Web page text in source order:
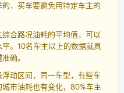
，买车要避免用特定车主的
合路况油耗的平均值，可以
。10名车主以上的数据就具
确。
动区间，同一车型，有些车
市油耗也有变化，80%车主